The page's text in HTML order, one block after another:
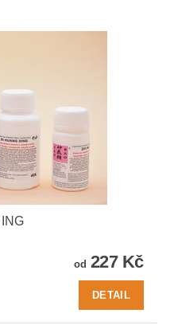
od 227 Kč
DETAIL